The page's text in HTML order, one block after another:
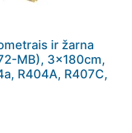
ir žarna
MB), 3x180cm,
R404A, R407C,